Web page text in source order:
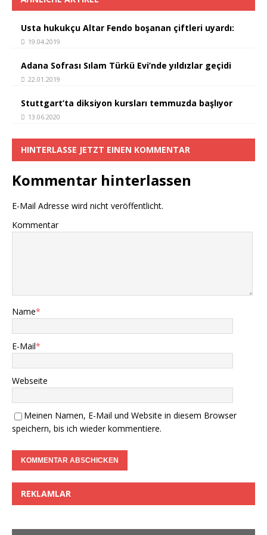
Usta hukukçu Altar Fendo boşanan çiftleri uyardı:
19.04.2019
Adana Sofrası Sılam Türkü Evi’nde yıldızlar geçidi
22.01.2019
Stuttgart’ta diksiyon kursları temmuzda başlıyor
13.06.2020
HINTERLASSE JETZT EINEN KOMMENTAR
Kommentar hinterlassen
E-Mail Adresse wird nicht veröffentlicht.
Kommentar
Name*
E-Mail*
Webseite
Meinen Namen, E-Mail und Website in diesem Browser
speichern, bis ich wieder kommentiere.
REKLAMLAR